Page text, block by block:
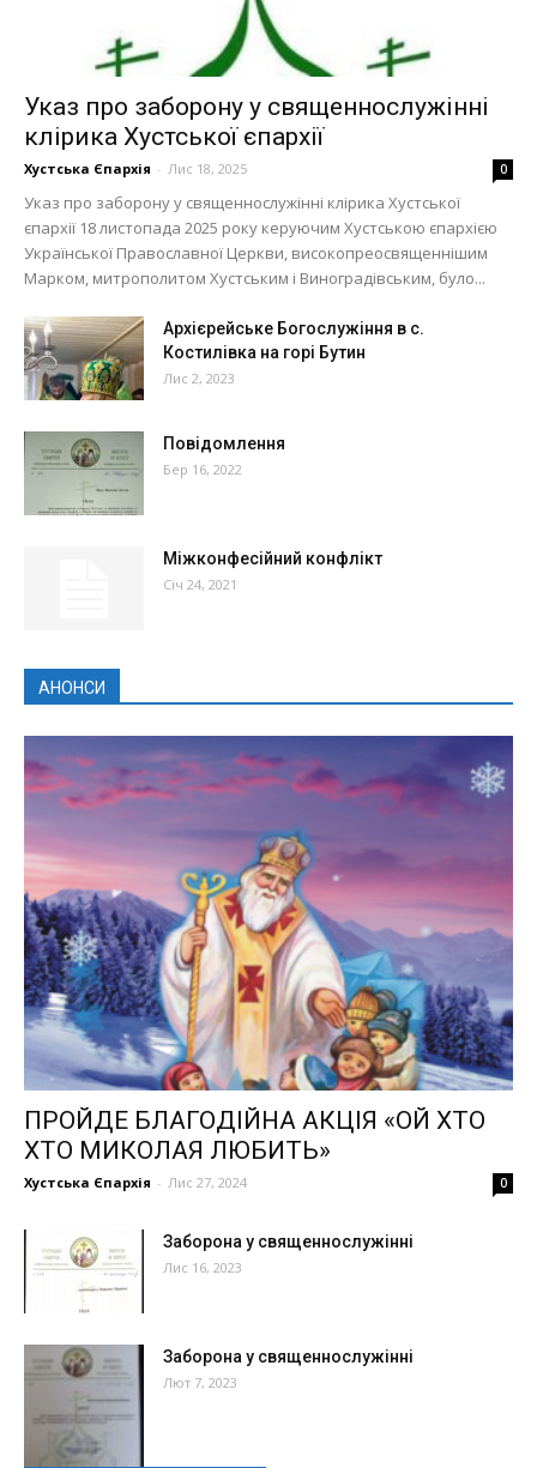
Указ про заборону у священнослужінні
клірика Хустської єпархії
Хустська Єпархія - Лис 18, 2025 0
Указ про заборону у священнослужінні клірика Хустської
єпархії 18 листопада 2025 року керуючим Хустською єпархією
Української Православної Церкви, високопреосвященнішим
Марком, митрополитом Хустським і Виноградівським, було...
Архієрейське Богослужіння в с.
Костилівка на горі Бутин
Лис 2, 2023
Повідомлення
Бер 16, 2022
Міжконфесійний конфлікт
Січ 24, 2021
АНОНСИ
ПРОЙДЕ БЛАГОДІЙНА АКЦІЯ «ОЙ ХТО
ХТО МИКОЛАЯ ЛЮБИТЬ»
Хустська Єпархія - Лис 27, 2024 0
Заборона у священнослужінні
Лис 16, 2023
Заборона у священнослужінні
Лют 7, 2023